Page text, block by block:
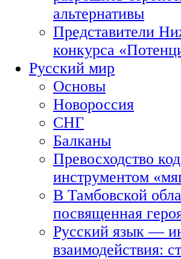
альтернативы
Представители
конкурса
Русский мир
Основы
Новороссия
СНГ
Балканы
Превосходство
инструментом
В Тамбовской
посвященная
Русский язык —
взаимодействия: